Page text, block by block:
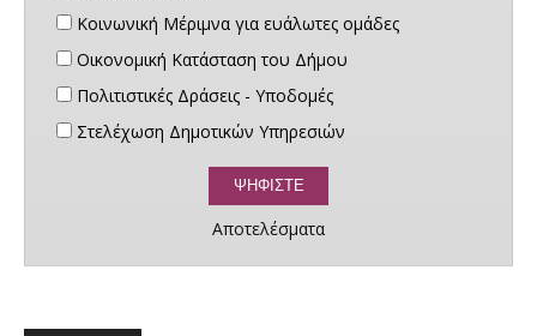
Κοινωνική Μέριμνα για ευάλωτες ομάδες
Οικονομική Κατάσταση του Δήμου
Πολιτιστικές Δράσεις - Υποδομές
Στελέχωση Δημοτικών Υπηρεσιών
Αποτελέσματα